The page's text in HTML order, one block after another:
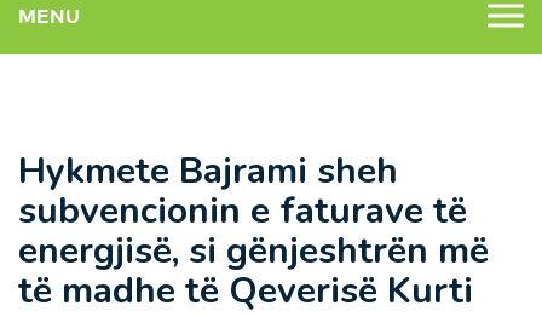
MENU
Hykmete Bajrami sheh
subvencionin e faturave të
energjisë, si gënjeshtrën më
të madhe të Qeverisë Kurti